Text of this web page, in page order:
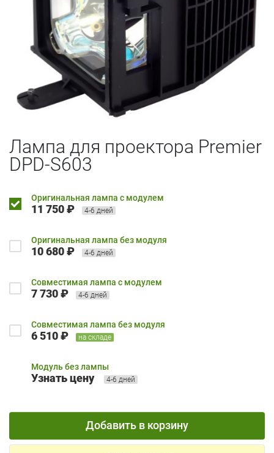
Лампа для проектора Premier
DPD-S603
Оригинальная лампа с модулем
11 750 ₽ 4-6 дней
Оригинальная лампа без модуля
10 680 ₽ 4-6 дней
Совместимая лампа с модулем
7 730 ₽ 4-6 дней
Совместимая лампа без модуля
6 510 ₽ на складе
Модуль без лампы
Узнать цену 4-6 дней
Добавить в корзину